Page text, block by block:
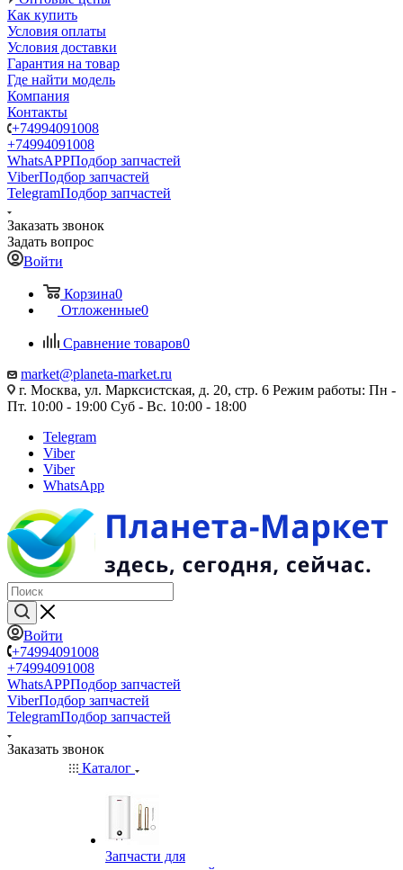
Как купить
Условия оплаты
Условия доставки
Гарантия на товар
Где найти модель
Компания
Контакты
+74994091008
+74994091008
WhatsAPPПодбор запчастей
ViberПодбор запчастей
TelegramПодбор запчастей
Заказать звонок
Задать вопрос
Войти
Корзина0
Отложенные0
Сравнение товаров0
market@planeta-market.ru
г. Москва, ул. Марксистская, д. 20, стр. 6 Режим работы: Пн -
Пт. 10:00 - 19:00 Суб - Вс. 10:00 - 18:00
Telegram
Viber
Viber
WhatsApp
Войти
+74994091008
+74994091008
WhatsAPPПодбор запчастей
ViberПодбор запчастей
TelegramПодбор запчастей
Заказать звонок
Каталог
Запчасти для